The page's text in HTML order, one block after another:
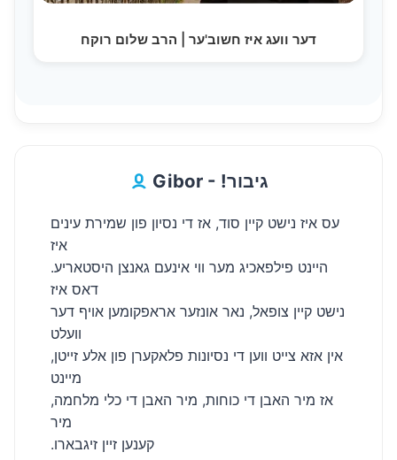
דער וועג איז חשוב'ער | הרב שלום רוקח
Gibor - !גיבור
עס איז נישט קיין סוד, אז די נסיון פון שמירת עינים
איז
היינט פילפאכיג מער ווי אינעם גאנצן היסטאריע.
דאס איז
נישט קיין צופאל, נאר אונזער אראפקומען אויף דער
וועלט
אין אזא צייט ווען די נסיונות פלאקערן פון אלע זייטן,
מיינט
אז מיר האבן די כוחות, מיר האבן די כלי מלחמה,
מיר
.קענען זיין זיגבארו